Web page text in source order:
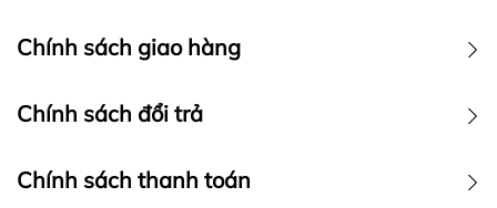
Chính sách giao hàng
Chính sách vận chuyển
Chính sách đổi trả
Chính sách thanh toán